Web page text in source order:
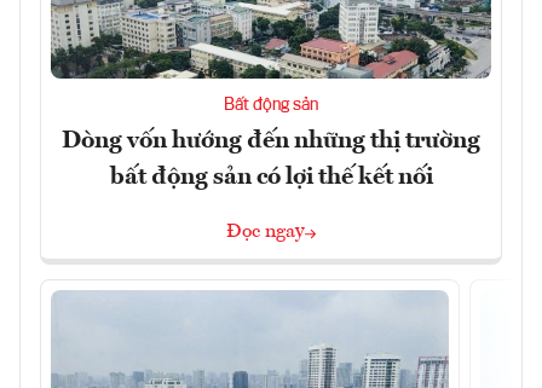
Bất động sản
Dòng vốn hướng đến những thị trường
bất động sản có lợi thế kết nối
Đọc ngay